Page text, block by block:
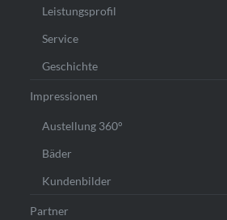
Leistungsprofil
Service
Geschichte
Impressionen
Austellung 360°
Bäder
Kundenbilder
Partner